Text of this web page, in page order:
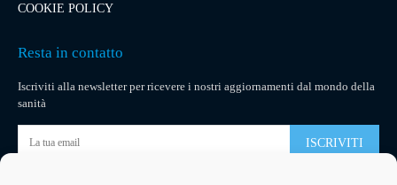
COOKIE POLICY
Resta in contatto
Iscriviti alla newsletter per ricevere i nostri aggiornamenti dal mondo della
sanità
ISCRIVITI